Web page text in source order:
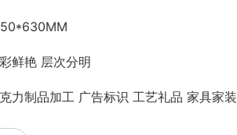
鲜艳 层次分明
力制品加工 广告标识 工艺礼品 家具家